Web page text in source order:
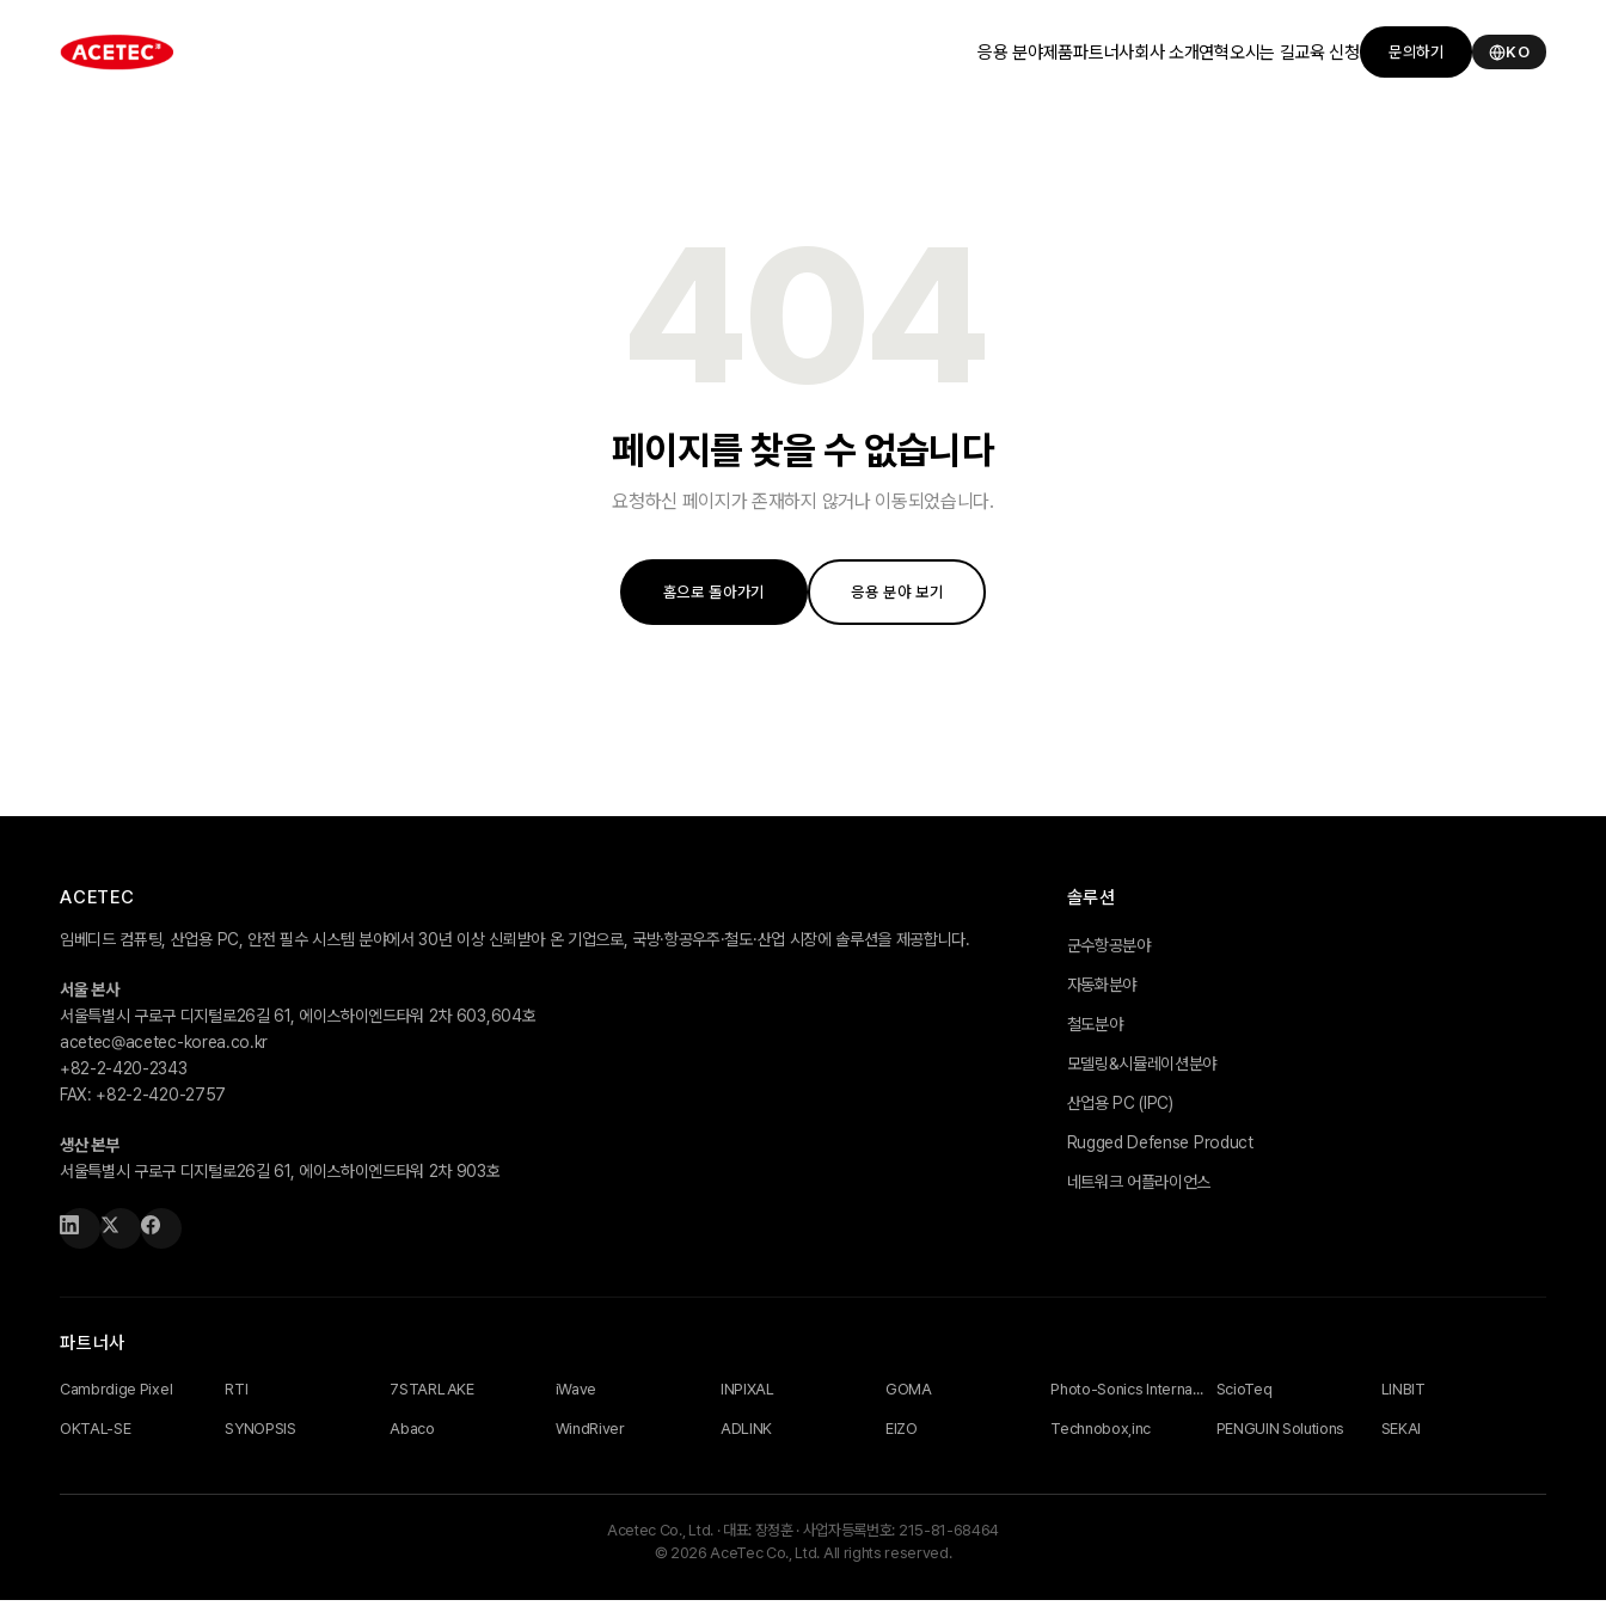
응용 분야제품파트너사회사 소개연혁오시는 길교육 신청 문의하기 KO
404
페이지를 찾을 수 없습니다
요청하신 페이지가 존재하지 않거나 이동되었습니다.
홈으로 돌아가기 응용 분야 보기
ACETEC
임베디드 컴퓨팅, 산업용 PC, 안전 필수 시스템 분야에서 30년 이상 신뢰받아 온 기업으로, 국방·항공우주·철도·산업 시장에 솔루션을 제공합니다.
서울 본사
서울특별시 구로구 디지털로26길 61, 에이스하이엔드타워 2차 603,604호
acetec@acetec-korea.co.kr
+82-2-420-2343
FAX: +82-2-420-2757
생산 본부
서울특별시 구로구 디지털로26길 61, 에이스하이엔드타워 2차 903호
솔루션
군수항공분야
자동화분야
철도분야
모델링&시뮬레이션분야
산업용 PC (IPC)
Rugged Defense Product
네트워크 어플라이언스
파트너사
Cambrdige Pixel RTI 7STARLAKE iWave INPIXAL GOMA Photo-Sonics International Ltd ScioTeq LINBIT
OKTAL-SE SYNOPSIS Abaco WindRiver ADLINK EIZO Technobox,inc PENGUIN Solutions SEKAI
Acetec Co., Ltd.· 대표: 장정훈· 사업자등록번호: 215-81-68464
© 2026 AceTec Co., Ltd. All rights reserved.